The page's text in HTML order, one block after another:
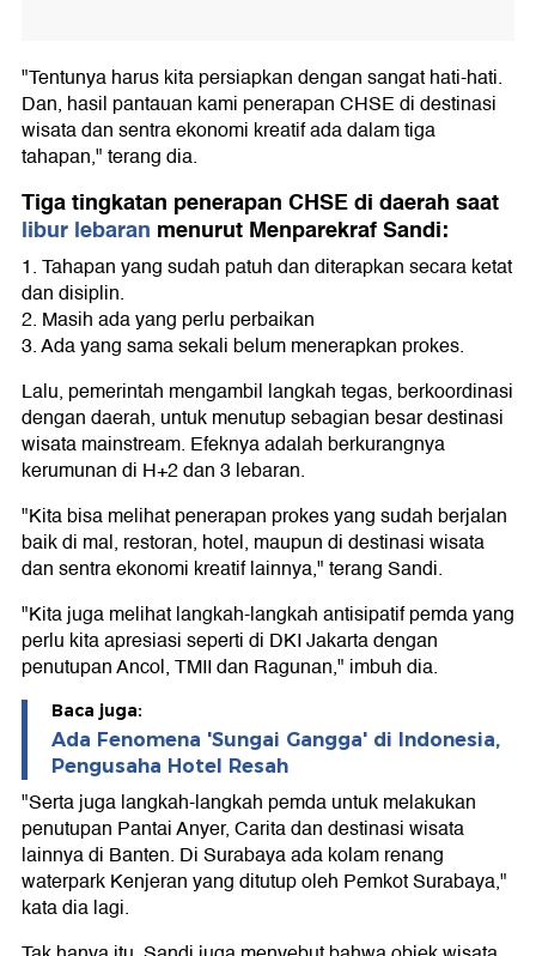
"Tentunya harus kita persiapkan dengan sangat hati-hati.
Dan, hasil pantauan kami penerapan CHSE di destinasi
wisata dan sentra ekonomi kreatif ada dalam tiga
tahapan," terang dia.
Tiga tingkatan penerapan CHSE di daerah saat
libur lebaran menurut Menparekraf Sandi:
1. Tahapan yang sudah patuh dan diterapkan secara ketat
dan disiplin.
2. Masih ada yang perlu perbaikan
3. Ada yang sama sekali belum menerapkan prokes.
Lalu, pemerintah mengambil langkah tegas, berkoordinasi
dengan daerah, untuk menutup sebagian besar destinasi
wisata mainstream. Efeknya adalah berkurangnya
kerumunan di H+2 dan 3 lebaran.
"Kita bisa melihat penerapan prokes yang sudah berjalan
baik di mal, restoran, hotel, maupun di destinasi wisata
dan sentra ekonomi kreatif lainnya," terang Sandi.
"Kita juga melihat langkah-langkah antisipatif pemda yang
perlu kita apresiasi seperti di DKI Jakarta dengan
penutupan Ancol, TMII dan Ragunan," imbuh dia.
Baca juga:
Ada Fenomena 'Sungai Gangga' di Indonesia,
Pengusaha Hotel Resah
"Serta juga langkah-langkah pemda untuk melakukan
penutupan Pantai Anyer, Carita dan destinasi wisata
lainnya di Banten. Di Surabaya ada kolam renang
waterpark Kenjeran yang ditutup oleh Pemkot Surabaya,"
kata dia lagi.